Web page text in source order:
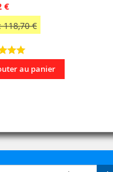
€
118,70 €
au panier